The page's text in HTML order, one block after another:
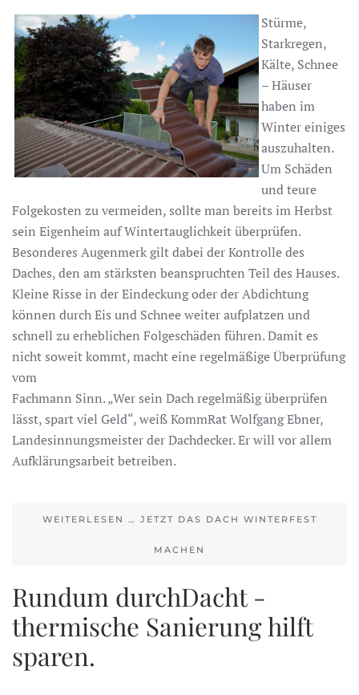
Stürme,
Starkregen,
Kälte, Schnee
– Häuser
haben im
Winter einiges
auszuhalten.
Um Schäden
und teure
Folgekosten zu vermeiden, sollte man bereits im Herbst
sein Eigenheim auf Wintertauglichkeit überprüfen.
Besonderes Augenmerk gilt dabei der Kontrolle des
Daches, den am stärksten beanspruchten Teil des Hauses.
Kleine Risse in der Eindeckung oder der Abdichtung
können durch Eis und Schnee weiter aufplatzen und
schnell zu erheblichen Folgeschäden führen. Damit es
nicht soweit kommt, macht eine regelmäßige Überprüfung
vom
Fachmann Sinn. „Wer sein Dach regelmäßig überprüfen
lässt, spart viel Geld“, weiß KommRat Wolfgang Ebner,
Landesinnungsmeister der Dachdecker. Er will vor allem
Aufklärungsarbeit betreiben.
WEITERLESEN … JETZT DAS DACH WINTERFEST
MACHEN
Rundum durchDacht -
thermische Sanierung hilft
sparen.